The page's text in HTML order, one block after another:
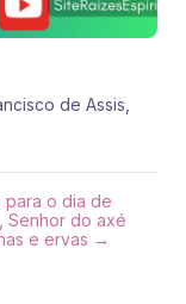
de Assis,
para o dia de
Senhor do axé
e ervas →